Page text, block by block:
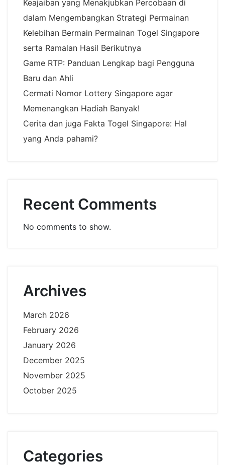
Keajaiban yang Menakjubkan Percobaan di
dalam Mengembangkan Strategi Permainan
Kelebihan Bermain Permainan Togel Singapore
serta Ramalan Hasil Berikutnya
Game RTP: Panduan Lengkap bagi Pengguna
Baru dan Ahli
Cermati Nomor Lottery Singapore agar
Memenangkan Hadiah Banyak!
Cerita dan juga Fakta Togel Singapore: Hal
yang Anda pahami?
Recent Comments
No comments to show.
Archives
March 2026
February 2026
January 2026
December 2025
November 2025
October 2025
Categories